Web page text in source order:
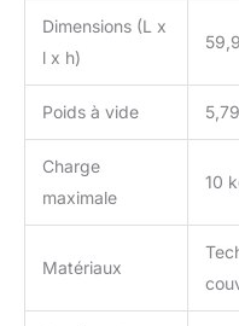
Dimensions (L x
l x h)
Poids à vide
Charge
maximale
10
Matériaux